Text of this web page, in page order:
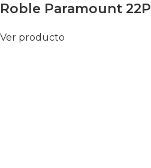
Roble Paramount 22P
Ver producto